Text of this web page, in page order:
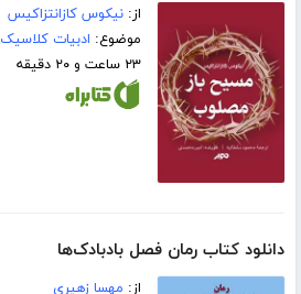
از:نیکوس کازانتزاکیس
موضوع: ادبیات کلاسیک
۲۳ ساعت و ۲۰ دقیقه
دانلود کتاب رمان فصل بادبادک‌ها
از: مهسا زهیری